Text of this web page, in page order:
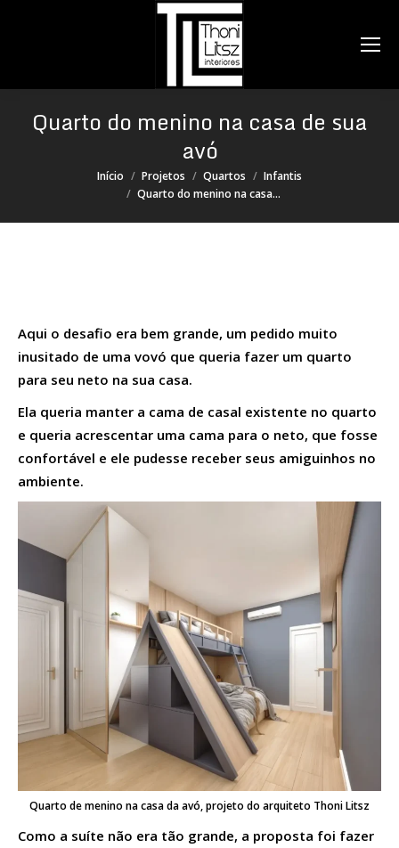
Quarto do menino na casa de sua
avó
Você está aqui:
Início Projetos Quartos
Infantis
Quarto do menino na casa…
Aqui o desafio era bem grande, um pedido muito
inusitado de uma vovó que queria fazer um quarto
para seu neto na sua casa.
Ela queria manter a cama de casal existente no quarto
e queria acrescentar uma cama para o neto, que fosse
confortável e ele pudesse receber seus amiguinhos no
ambiente.
Quarto de menino na casa da avó, projeto do arquiteto Thoni Litsz
Como a suíte não era tão grande, a proposta foi fazer